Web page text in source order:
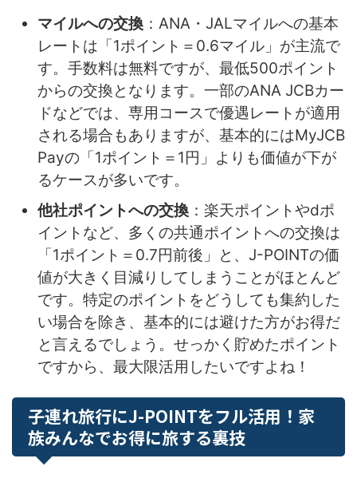
マイルへの交換 ：ANA・JALマイルへの基本
レートは「1ポイント＝0.6マイル」が主流で
す。手数料は無料ですが、最低500ポイント
からの交換となります。一部のANA JCBカー
ドなどでは、専用コースで優遇レートが適用
される場合もありますが、基本的にはMyJCB
Payの「1ポイント＝1円」よりも価値が下が
るケースが多いです。
他社ポイントへの交換 ：楽天ポイントやdポ
イントなど、多くの共通ポイントへの交換は
「1ポイント＝0.7円前後」と、J-POINTの価
値が大きく目減りしてしまうことがほとんど
です。特定のポイントをどうしても集約した
い場合を除き、基本的には避けた方がお得だ
と言えるでしょう。せっかく貯めたポイント
ですから、最大限活用したいですよね！
子連れ旅行にJ-POINTをフル活用！家
族みんなでお得に旅する裏技